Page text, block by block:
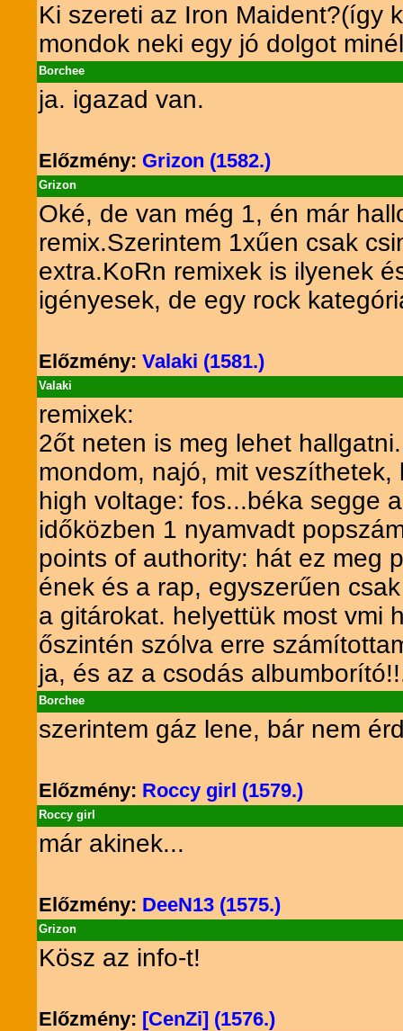
Ki szereti az Iron Maident?(így
mondok neki egy jó dolgot
Borchee
ja. igazad van.
Előzmény: Grizon (1582.)
Grizon
Oké, de van még 1, én már
remix.Szerintem 1xűen csak
extra.KoRn remixek is ilyenek
igényesek, de egy rock
Előzmény:Valaki (1581.)
Valaki
remixek:
2őt neten is meg lehet
mondom, najó, mit veszíthetek,
high voltage: fos...béka segge
időközben 1 nyamvadt
points of authority: hát ez meg
ének és a rap, egyszerűen
a gitárokat. helyettük most vmi
őszintén szólva erre
ja, és az a csodás
Borchee
szerintem gáz lene, bár nem
Előzmény: Roccy girl (1579.)
Roccy girl
már akinek...
Előzmény: DeeN13 (1575.)
Grizon
Kösz az info-t!
Előzmény: [CenZi] (1576.)